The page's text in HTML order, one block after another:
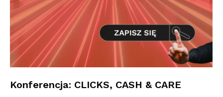
Konferencja: CLICKS, CASH & CARE